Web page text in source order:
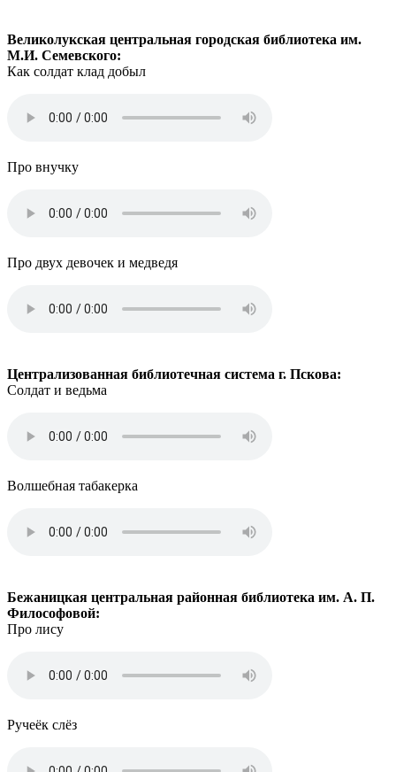
Великолукская центральная городская библиотека им.
М.И. Семевского:
Как солдат клад добыл
Про внучку
Про двух девочек и медведя
Централизованная библиотечная система г. Пскова:
Солдат и ведьма
Волшебная табакерка
Бежаницкая центральная районная библиотека им. А. П.
Философовой:
Про лису
Ручеёк слёз